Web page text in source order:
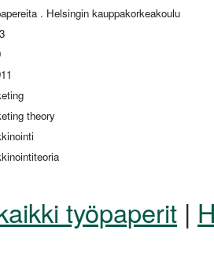
. Helsingin kauppakorkeakoulu
theory
työpaperit |